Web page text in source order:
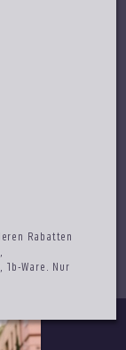
Rabatten
Ware. Nur